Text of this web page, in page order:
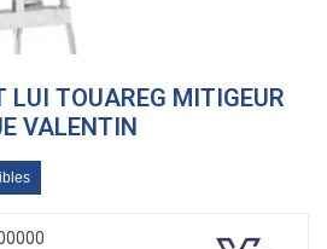
LUI TOUAREG MITIGEUR
VALENTIN